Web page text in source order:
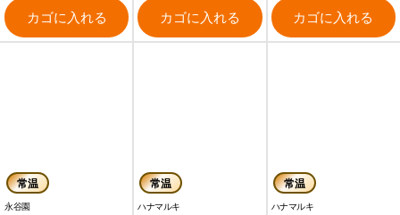
カゴに入れる カゴに入れる カゴに入れる
常温
永谷園
常温
ハナマルキ
常温
ハナマルキ